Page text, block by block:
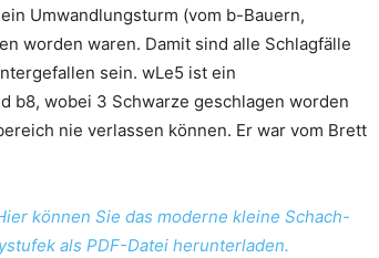
Umwandlungsturm (vom b-Bauern,
worden waren. Damit sind alle Schlagfälle
sein. wLe5 ist ein
b8, wobei 3 Schwarze geschlagen worden
nie verlassen können. Er war vom Brett
können Sie das moderne kleine Schach-
als PDF-Datei herunterladen.